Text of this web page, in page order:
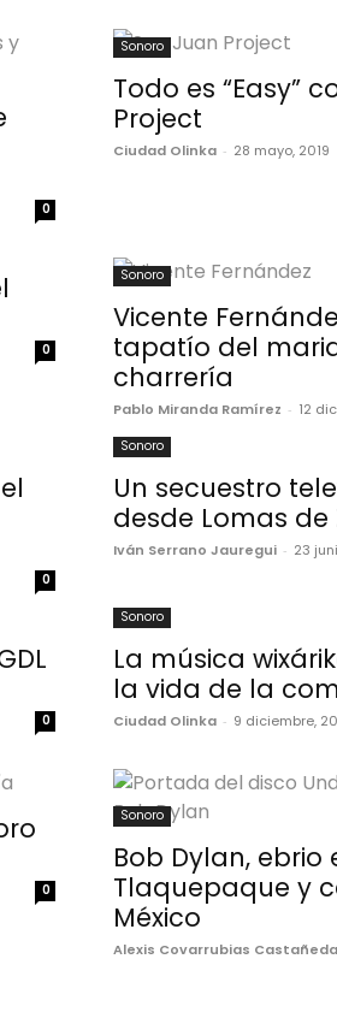
0
Sonoro
Todo es “Easy”
Project
Ciudad Olinka - 28 mayo, 2019
0
Sonoro
Vicente
tapatío del
charrería
Pablo Miranda Ramírez - 12
0
Sonoro
Un secuestro
desde Lomas
Iván Serrano Jauregui - 23
0
Sonoro
La música
la vida de la
Ciudad Olinka - 9 diciembre,
0
Sonoro
Bob Dylan, ebrio
Tlaquepaque y
México
Alexis Covarrubias Castañeda